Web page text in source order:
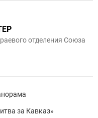
отделения Союза
за Кавказ»